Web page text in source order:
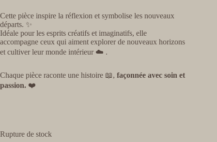
Cette pièce inspire la réflexion et symbolise les nouveaux
départs. ✨
Idéale pour les esprits créatifs et imaginatifs, elle
accompagne ceux qui aiment explorer de nouveaux horizons
et cultiver leur monde intérieur ☁️ .
Chaque pièce raconte une histoire 📖, façonnée avec soin et
passion. ❤️
Rupture de stock